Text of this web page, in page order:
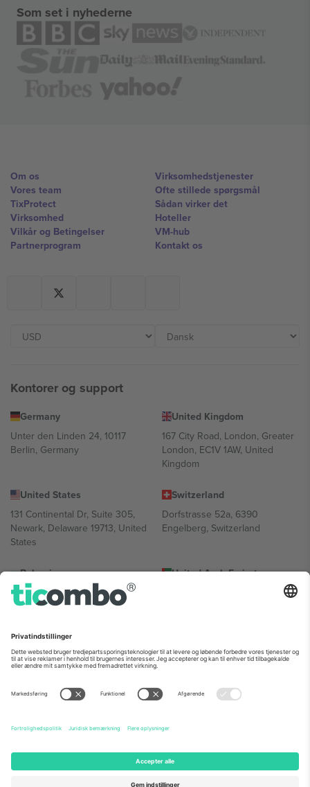
Som set i nyhederne
Om os
Vores team
TixProtect
Virksomhed
Vilkår og Betingelser
Partnerprogram
Virksomhedstjenester
Ofte stillede spørgsmål
Sådan virker det
Hoteller
VM-hub
Kontakt os
Kontorer og support
Germany
Unter den Linden 24, 10117
Berlin, Germany
United Kingdom
167 City Road, London, Greater
London, EC1V 1AW, United
Kingdom
United States
131 Continental Dr, Suite 305,
Newark, Delaware 19713, United
States
Switzerland
Dorfstrasse 52a, 6390
Engelberg, Switzerland
Bulgaria
Regus Sofia City West, bul
Totleben 53-55, 1606 Sofia,
United Arab Emirates
UAE Dubai Silicon Oasis, DDP
Mexico
Av Chapultepec 360, Roma
Norte, Cuauhtémoc, 06700
Ciudad de México, CDMX,
sted, begivenhed og/eller domæne. For detaljer se den specifikke
begivenhedsside, tryk og vilkår.,Virksomhed
Ticombo. Alle rettigheder forbeholdes.